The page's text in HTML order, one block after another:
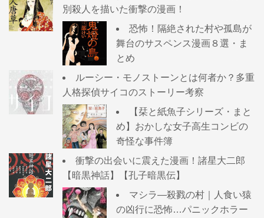
別殺人を描いた衝撃の漫画！
恐怖！隔絶された村や孤島が
舞台のサスペンス漫画８選・ま
とめ
ルーシー・モノストーンとは何者か？多重
人格探偵サイコのストーリー考察
【栞と紙魚子シリーズ・まと
め】おかしな女子高生コンビの
奇怪な事件簿
衝撃の出会いに震えた漫画！諸星大二郎
【暗黒神話】【孔子暗黒伝】
マシラ―殺戮の村｜人食い猿
の凶行に恐怖…パニックホラー